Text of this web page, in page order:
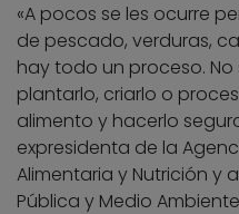
«A pocos se les ocurre
de pescado, verduras,
hay todo un proceso.
plantarlo, criarlo o
alimento y hacerlo
expresidenta de la
Alimentaria y Nutrición y
Pública y Medio